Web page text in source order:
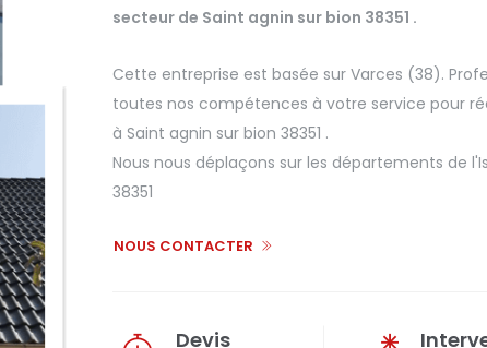
secteur de Saint agnin sur bion 38351 .
Cette entreprise est basée sur Varces (38).
toutes nos compétences à votre service pour
à Saint agnin sur bion 38351 .
Nous nous déplaçons sur les départements de
38351
NOUS CONTACTER
Devis